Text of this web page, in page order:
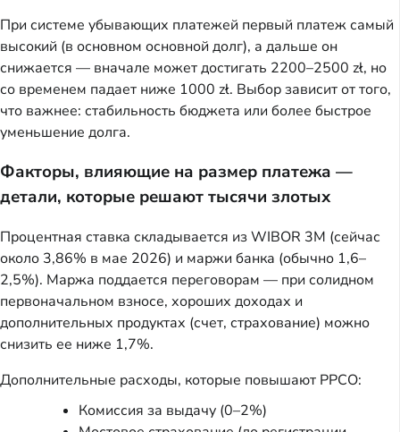
При системе убывающих платежей первый платеж самый
высокий (в основном основной долг), а дальше он
снижается — вначале может достигать 2200–2500 zł, но
со временем падает ниже 1000 zł. Выбор зависит от того,
что важнее: стабильность бюджета или более быстрое
уменьшение долга.
Факторы, влияющие на размер платежа —
детали, которые решают тысячи злотых
Процентная ставка складывается из WIBOR 3M (сейчас
около 3,86% в мае 2026) и маржи банка (обычно 1,6–
2,5%). Маржа поддается переговорам — при солидном
первоначальном взносе, хороших доходах и
дополнительных продуктах (счет, страхование) можно
снизить ее ниже 1,7%.
Дополнительные расходы, которые повышают РРСО:
Комиссия за выдачу (0–2%)